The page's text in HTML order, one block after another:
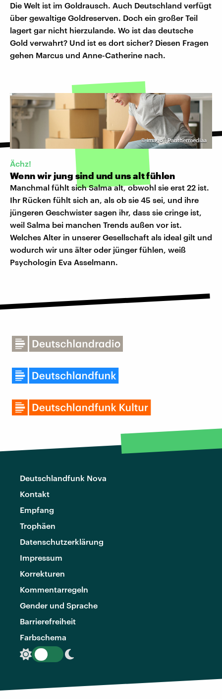
Die Welt ist im Goldrausch. Auch Deutschland verfügt
über gewaltige Goldreserven. Doch ein großer Teil
lagert gar nicht hierzulande. Wo ist das deutsche
Gold verwahrt? Und ist es dort sicher? Diesen Fragen
gehen Marcus und Anne-Catherine nach.
©imago | Panthermediaa
Ächz!
Wenn wir jung sind und uns alt fühlen
Manchmal fühlt sich Salma alt, obwohl sie erst 22 ist.
Ihr Rücken fühlt sich an, als ob sie 45 sei, und ihre
jüngeren Geschwister sagen ihr, dass sie cringe ist,
weil Salma bei manchen Trends außen vor ist.
Welches Alter in unserer Gesellschaft als ideal gilt und
wodurch wir uns älter oder jünger fühlen, weiß
Psychologin Eva Asselmann.
Deutschlandfunk Nova
Kontakt
Empfang
Trophäen
Datenschutzerklärung
Impressum
Korrekturen
Kommentarregeln
Gender und Sprache
Barrierefreiheit
Farbschema